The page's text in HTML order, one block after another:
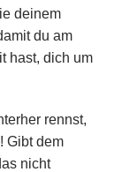
deinem
du am
hast, dich um
rennst,
Gibt dem
nicht